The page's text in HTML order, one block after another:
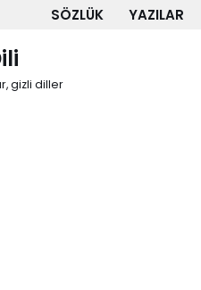
SÖZLÜK YAZILAR
gizli diller